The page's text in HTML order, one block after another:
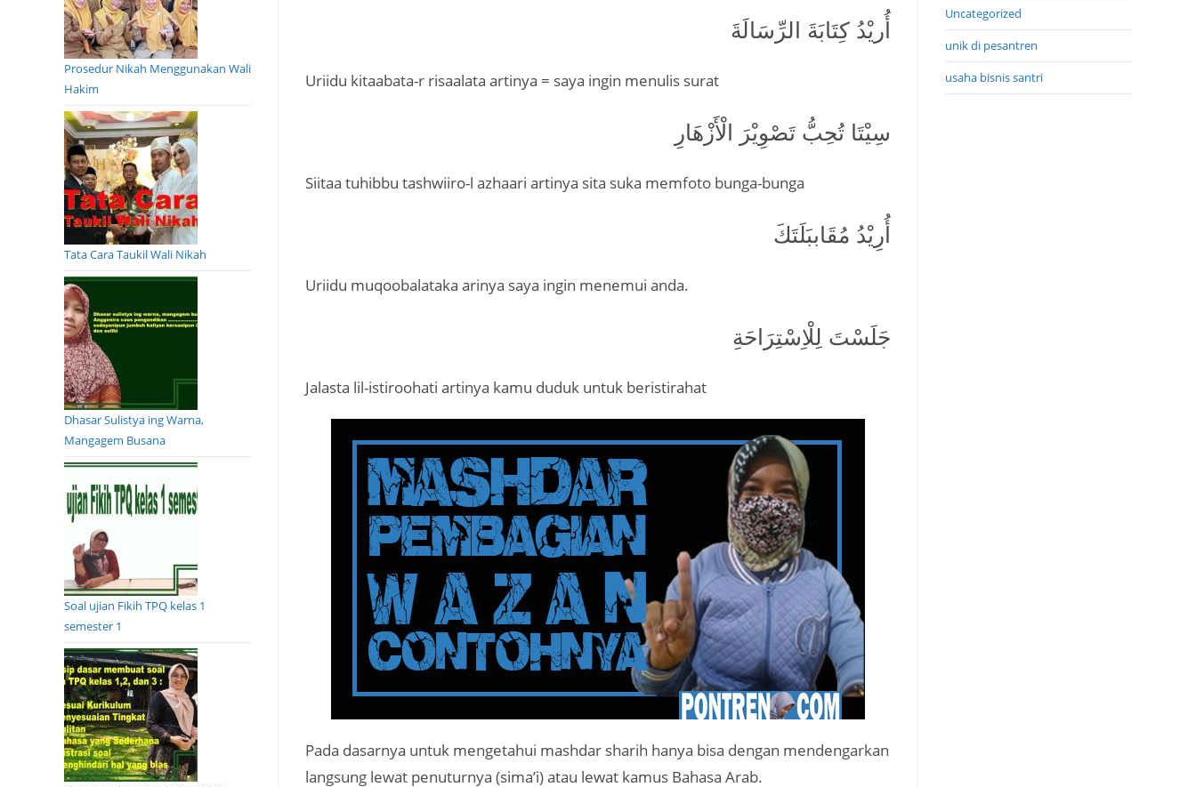
أُريْدُ كِتَابَةَ الرِّسَالَةَ
Uriidu kitaabata-r risaalata artinya = saya ingin menulis surat
سِيْتَا تُحِبُّ تَصْوِيْرَ الْأَزْهَارِ
Siitaa tuhibbu tashwiiro-l azhaari artinya sita suka memfoto bunga-bunga
أُرِيْدُ مُقَاببَلَتَكَ
Uriidu muqoobalataka arinya saya ingin menemui anda.
جَلَسْتَ لِلْاِسْتِرَاحَةِ
Jalasta lil-istiroohati artinya kamu duduk untuk beristirahat
Pada dasarnya untuk mengetahui mashdar sharih hanya bisa dengan mendengarkan
langsung lewat penuturnya (sima’i) atau lewat kamus Bahasa Arab.
Prosedur Nikah Menggunakan Wali
Hakim
Tata Cara Taukil Wali Nikah
Dhasar Sulistya ing Warna,
Mangagem Busana
Soal ujian Fikih TPQ kelas 1
semester 1
Uncategorized
unik di pesantren
usaha bisnis santri